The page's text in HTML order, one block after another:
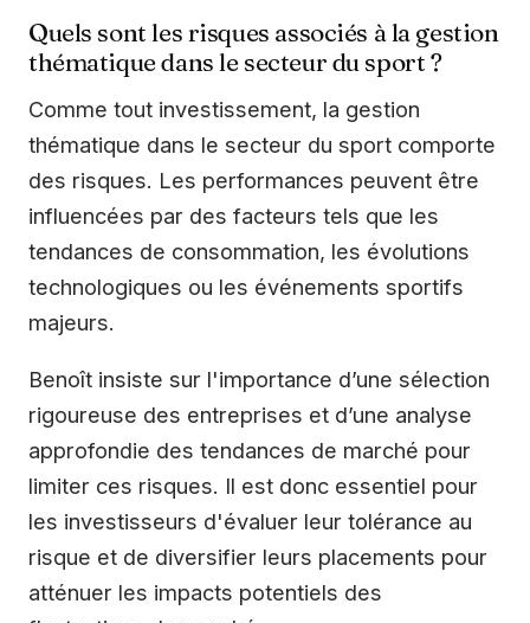
Quels sont les risques associés à la gestion
thématique dans le secteur du sport ?
Comme tout investissement, la gestion
thématique dans le secteur du sport comporte
des risques. Les performances peuvent être
influencées par des facteurs tels que les
tendances de consommation, les évolutions
technologiques ou les événements sportifs
majeurs.
Benoît insiste sur l'importance d’une sélection
rigoureuse des entreprises et d’une analyse
approfondie des tendances de marché pour
limiter ces risques. Il est donc essentiel pour
les investisseurs d'évaluer leur tolérance au
risque et de diversifier leurs placements pour
atténuer les impacts potentiels des